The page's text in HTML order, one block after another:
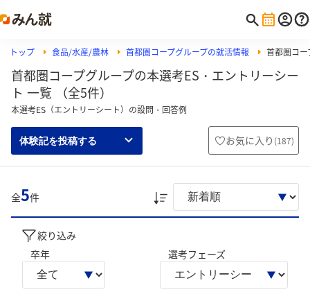
トップ 食品/水産/農林 首都圏コープグループの就活情報 首都圏コ
首都圏コープグループの本選考ES・エントリーシー
ト 一覧 （全5件）
本選考ES（エントリーシート）の設問・回答例
体験記を投稿する お気に入り (187)
全5件
絞り込み
卒年
選考フェーズ